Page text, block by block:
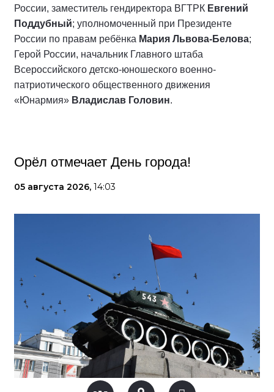
России, заместитель гендиректора ВГТРК Евгений
Поддубный; уполномоченный при Президенте
России по правам ребёнка Мария Львова-Белова;
Герой России, начальник Главного штаба
Всероссийского детско-юношеского военно-
патриотического общественного движения
«Юнармия» Владислав Головин.
Орёл отмечает День города!
05 августа 2026, 14:03